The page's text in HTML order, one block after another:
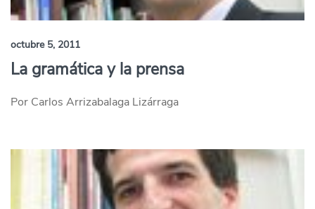
octubre 5, 2011
La gramática y la prensa
Por Carlos Arrizabalaga Lizárraga